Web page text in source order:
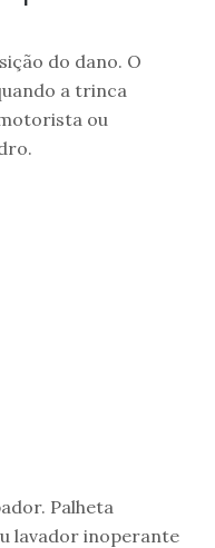
do dano. O
a trinca
ou
Palheta
lavador inoperante